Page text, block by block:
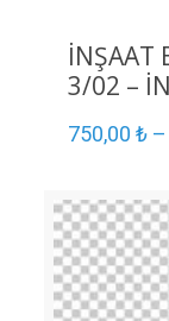
İNŞAAT
3/02 –
750,00 ₺–